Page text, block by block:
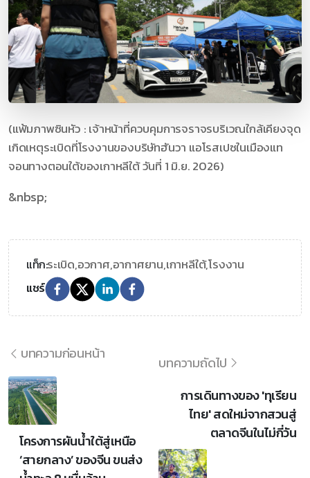
(แฟ้มภาพซินหัว : เจ้าหน้าที่ควบคุมการจราจรบริเวณใกล้เคียงจุด
เกิดเหตุระเบิดที่โรงงานของบริษัทฮันวา แอโรสเปซในเมืองแท
จอนทางตอนใต้ของเกาหลีใต้ วันที่ 1 มิ.ย. 2026)
&nbsp;
แท็ก:ระเบิด,อวกาศ,อากาศยาน,เกาหลีใต้,โรงงาน
แชร์
บทความก่อนหน้า
โครงการผันน้ำใต้สู่เหนือ
‘สายกลาง’ ของจีน ขนส่ง
บทความถัดไป
การเดินทางของ 'ทุเรียน
ไทย' สดใหม่จากสวนสู่
ตลาดจีนในไม่กี่วัน